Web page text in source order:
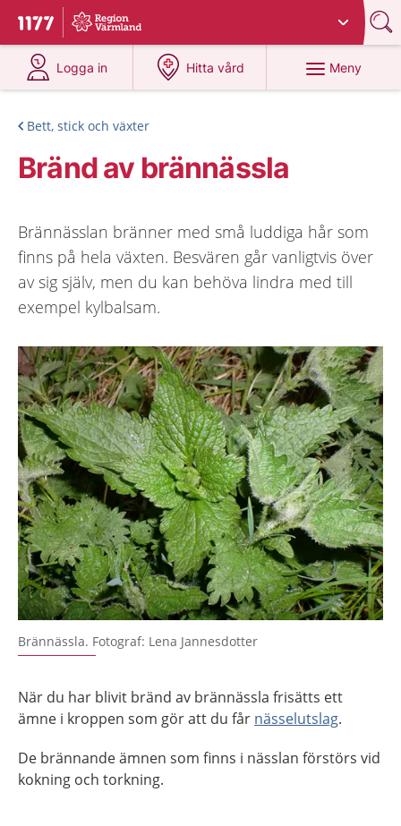
Till startsidan för 1177
Du har valt region
Logga in
på 1177.se
Hitta vård
på 1177.se
Meny
Bett, stick och växter
Bränd av brännässla
Brännässlan bränner med små luddiga hår som
finns på hela växten. Besvären går vanligtvis över
av sig själv, men du kan behöva lindra med till
exempel kylbalsam.
Brännässla. Fotograf: Lena Jannesdotter
När du har blivit bränd av brännässla frisätts ett
ämne i kroppen som gör att du får nässelutslag.
De brännande ämnen som finns i nässlan förstörs vid
kokning och torkning.